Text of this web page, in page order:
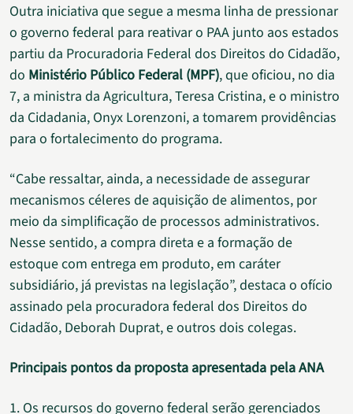
Outra iniciativa que segue a mesma linha de pressionar
o governo federal para reativar o PAA junto aos estados
partiu da Procuradoria Federal dos Direitos do Cidadão,
do Ministério Público Federal (MPF), que oficiou, no dia
7, a ministra da Agricultura, Teresa Cristina, e o ministro
da Cidadania, Onyx Lorenzoni, a tomarem providências
para o fortalecimento do programa.
“Cabe ressaltar, ainda, a necessidade de assegurar
mecanismos céleres de aquisição de alimentos, por
meio da simplificação de processos administrativos.
Nesse sentido, a compra direta e a formação de
estoque com entrega em produto, em caráter
subsidiário, já previstas na legislação”, destaca o ofício
assinado pela procuradora federal dos Direitos do
Cidadão, Deborah Duprat, e outros dois colegas.
Principais pontos da proposta apresentada pela ANA
1. Os recursos do governo federal serão gerenciados